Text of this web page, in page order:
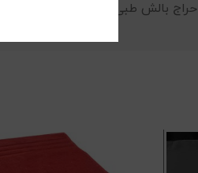
حراج بالش طبی